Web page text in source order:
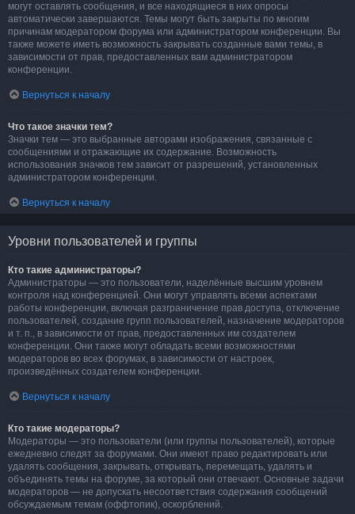
могут оставлять сообщения, и все находящиеся в них опросы
автоматически завершаются. Темы могут быть закрыты по многим
причинам модератором форума или администратором конференции. Вы
также можете иметь возможность закрывать созданные вами темы, в
зависимости от прав, предоставленных вам администратором
конференции.
Вернуться к началу
Что такое значки тем?
Значки тем — это выбранные авторами изображения, связанные с
сообщениями и отражающие их содержание. Возможность
использования значков тем зависит от разрешений, установленных
администратором конференции.
Вернуться к началу
Уровни пользователей и группы
Кто такие администраторы?
Администраторы — это пользователи, наделённые высшим уровнем
контроля над конференцией. Они могут управлять всеми аспектами
работы конференции, включая разграничение прав доступа, отключение
пользователей, создание групп пользователей, назначение модераторов
и т. п., в зависимости от прав, предоставленных им создателем
конференции. Они также могут обладать всеми возможностями
модераторов во всех форумах, в зависимости от настроек,
произведённых создателем конференции.
Вернуться к началу
Кто такие модераторы?
Модераторы — это пользователи (или группы пользователей), которые
ежедневно следят за форумами. Они имеют право редактировать или
удалять сообщения, закрывать, открывать, перемещать, удалять и
объединять темы на форуме, за который они отвечают. Основные задачи
модераторов — не допускать несоответствия содержания сообщений
обсуждаемым темам (оффтопик), оскорблений.